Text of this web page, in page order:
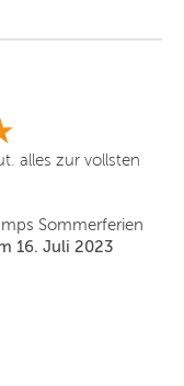
alles zur vollsten
Sommerferien
16. Juli 2023